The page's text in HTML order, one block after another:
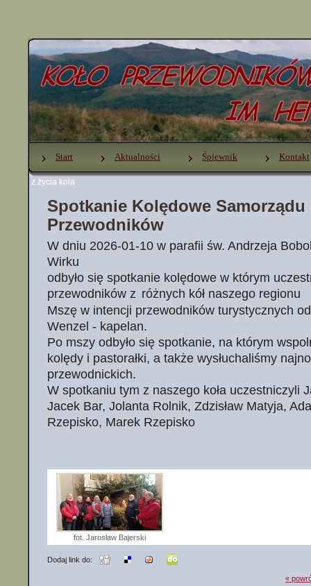
z życia koła
Start Aktualności Śpiewnik Kontakt
Spotkanie Kolędowe Samorządu
Przewodników
W dniu 2026-01-10 w parafii św. Andrzeja
Wirku
odbyło się spotkanie kolędowe w którym
przewodników z różnych kół naszego regionu
Mszę w intencji przewodników turystycznych
Wenzel - kapelan.
Po mszy odbyło się spotkanie, na którym
kolędy i pastorałki, a także wysłuchaliśmy
przewodnickich.
W spotkaniu tym z naszego koła uczestniczyli
Jacek Bar, Jolanta Rolnik, Zdzisław Matyja,
Rzepisko, Marek Rzepisko
fot. Jarosław Bajerski
Dodaj link do:
«